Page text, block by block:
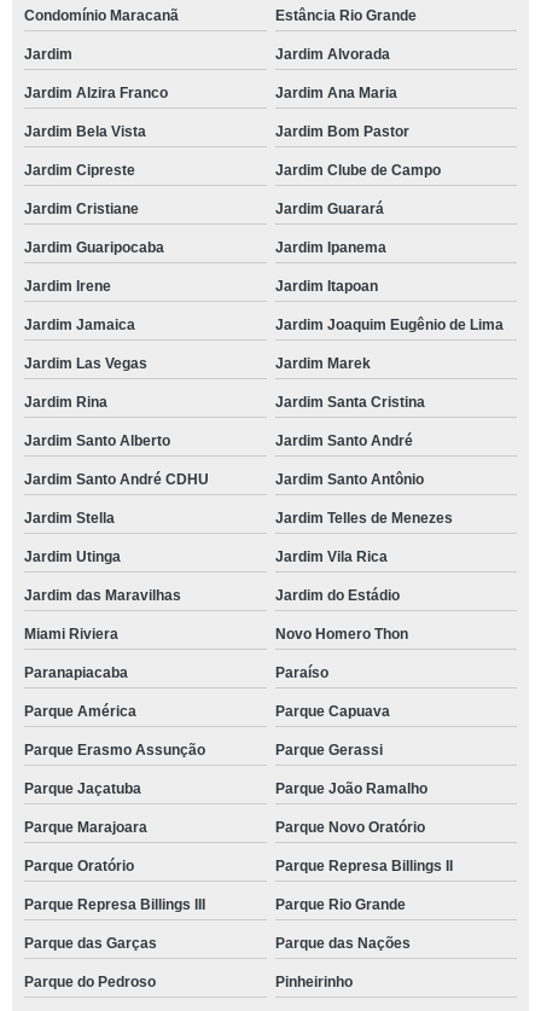
Condomínio Maracanã Estância Rio Grande
Jardim Jardim Alvorada
Jardim Alzira Franco Jardim Ana Maria
Jardim Bela Vista Jardim Bom Pastor
Jardim Cipreste Jardim Clube de Campo
Jardim Cristiane Jardim Guarará
Jardim Guaripocaba Jardim Ipanema
Jardim Irene Jardim Itapoan
Jardim Jamaica Jardim Joaquim Eugênio de Lima
Jardim Las Vegas Jardim Marek
Jardim Rina Jardim Santa Cristina
Jardim Santo Alberto Jardim Santo André
Jardim Santo André CDHU Jardim Santo Antônio
Jardim Stella Jardim Telles de Menezes
Jardim Utinga Jardim Vila Rica
Jardim das Maravilhas Jardim do Estádio
Miami Riviera Novo Homero Thon
Paranapiacaba Paraíso
Parque América Parque Capuava
Parque Erasmo Assunção Parque Gerassi
Parque Jaçatuba Parque João Ramalho
Parque Marajoara Parque Novo Oratório
Parque Oratório Parque Represa Billings II
Parque Represa Billings III Parque Rio Grande
Parque das Garças Parque das Nações
Parque do Pedroso Pinheirinho